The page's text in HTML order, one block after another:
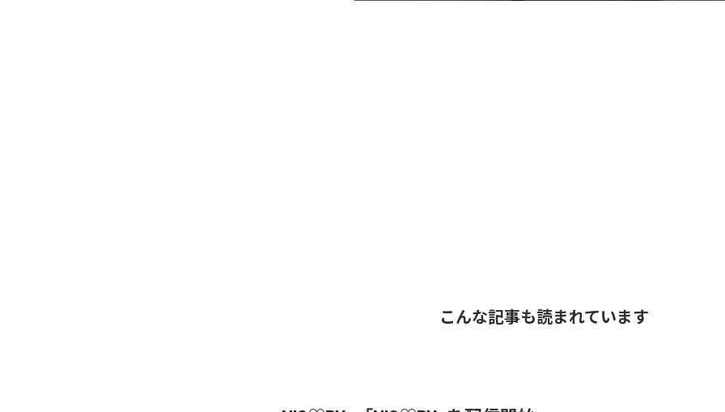
こんな記事も読まれています